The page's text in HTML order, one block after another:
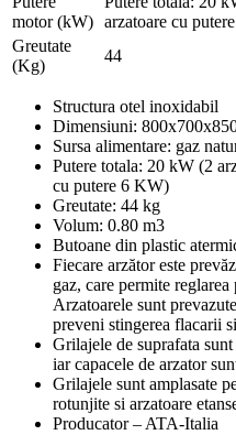
motor (kW) arzatoare cu
Greutate
(Kg)
44
Structura otel inoxidabil
Dimensiuni:
Sursa alimentare: gaz
Putere totala: 20 kW (2
cu putere 6 KW)
Greutate: 44 kg
Volum: 0.80 m3
Butoane din plastic
Fiecare arzător este
gaz, care permite
Arzatoarele sunt
preveni stingerea flacarii
Grilajele de suprafata
iar capacele de arzator
Grilajele sunt amplasate
rotunjite si arzatoare
Producator – ATA-Italia